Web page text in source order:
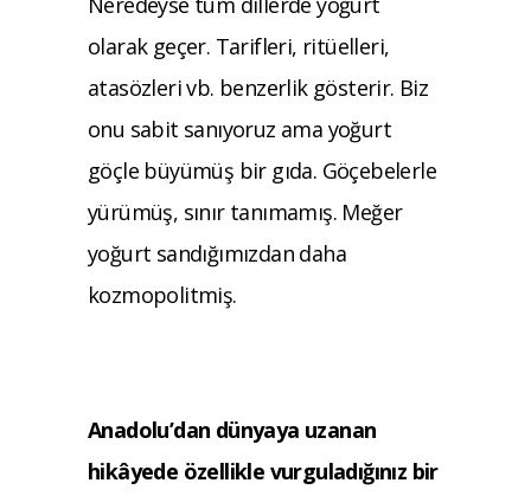
olarak geçer. Tarifleri, ritüelleri,
atasözleri vb. benzerlik gösterir. Biz
onu sabit sanıyoruz ama yoğurt
göçle büyümüş bir gıda. Göçebelerle
yürümüş, sınır tanımamış. Meğer
yoğurt sandığımızdan daha
kozmopolitmiş.
Anadolu’dan dünyaya uzanan
hikâyede özellikle vurguladığınız bir